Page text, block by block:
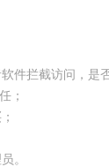
件拦截访问，
；
。